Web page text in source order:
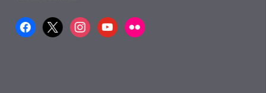
facebook
x instagramyoutubeflickr